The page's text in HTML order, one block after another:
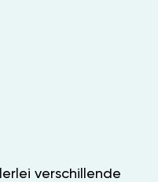
verschillende